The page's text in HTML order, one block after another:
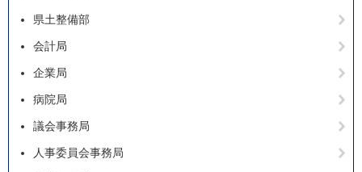
県土整備部
会計局
企業局
病院局
議会事務局
人事委員会事務局